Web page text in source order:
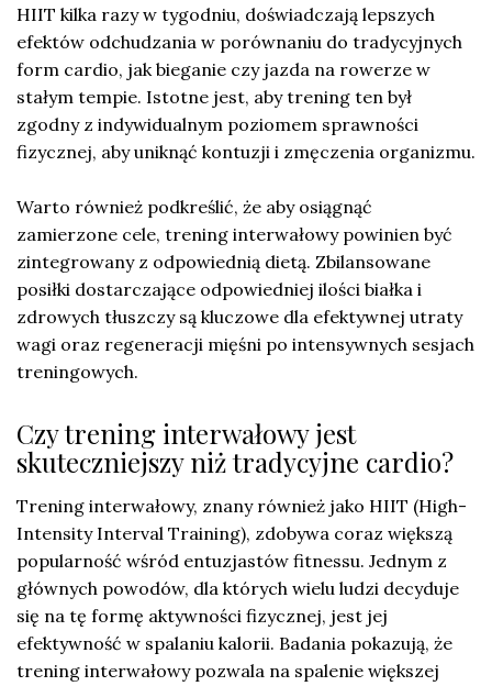
HIIT kilka razy w tygodniu, doświadczają lepszych
efektów odchudzania w porównaniu do tradycyjnych
form cardio, jak bieganie czy jazda na rowerze w
stałym tempie. Istotne jest, aby trening ten był
zgodny z indywidualnym poziomem sprawności
fizycznej, aby uniknąć kontuzji i zmęczenia organizmu.
Warto również podkreślić, że aby osiągnąć
zamierzone cele, trening interwałowy powinien być
zintegrowany z odpowiednią dietą. Zbilansowane
posiłki dostarczające odpowiedniej ilości białka i
zdrowych tłuszczy są kluczowe dla efektywnej utraty
wagi oraz regeneracji mięśni po intensywnych sesjach
treningowych.
Czy trening interwałowy jest
skuteczniejszy niż tradycyjne cardio?
Trening interwałowy, znany również jako HIIT (High-
Intensity Interval Training), zdobywa coraz większą
popularność wśród entuzjastów fitnessu. Jednym z
głównych powodów, dla których wielu ludzi decyduje
się na tę formę aktywności fizycznej, jest jej
efektywność w spalaniu kalorii. Badania pokazują, że
trening interwałowy pozwala na spalenie większej